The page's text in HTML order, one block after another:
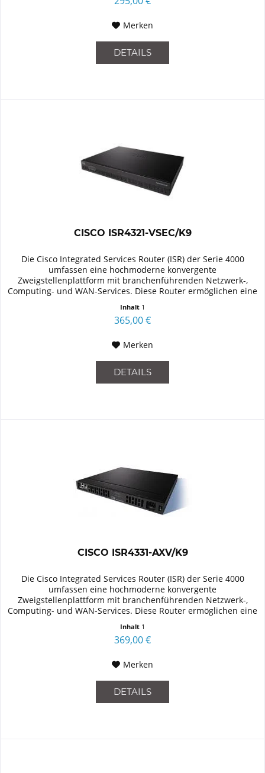
Merken
DETAILS
CISCO ISR4321-VSEC/K9
Die Cisco Integrated Services Router (ISR) der Serie 4000
umfassen eine hochmoderne konvergente
Zweigstellenplattform mit branchenführenden Netzwerk-,
Computing- und WAN-Services. Diese Router ermöglichen eine
Inhalt 1
365,00 €
Merken
DETAILS
CISCO ISR4331-AXV/K9
Die Cisco Integrated Services Router (ISR) der Serie 4000
umfassen eine hochmoderne konvergente
Zweigstellenplattform mit branchenführenden Netzwerk-,
Computing- und WAN-Services. Diese Router ermöglichen eine
Inhalt 1
369,00 €
Merken
DETAILS